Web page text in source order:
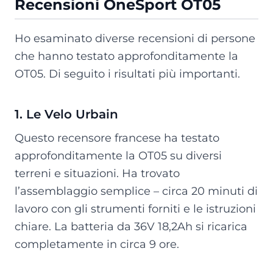
Recensioni OneSport OT05
Ho esaminato diverse recensioni di persone
che hanno testato approfonditamente la
OT05. Di seguito i risultati più importanti.
1. Le Velo Urbain
Questo recensore francese ha testato
approfonditamente la OT05 su diversi
terreni e situazioni. Ha trovato
l’assemblaggio semplice – circa 20 minuti di
lavoro con gli strumenti forniti e le istruzioni
chiare. La batteria da 36V 18,2Ah si ricarica
completamente in circa 9 ore.